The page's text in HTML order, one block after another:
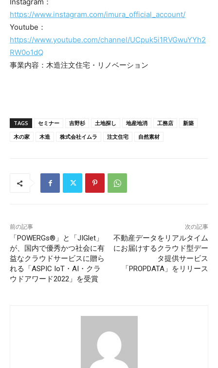
Instagram：
https://www.instagram.com/imura_official_account/
Youtube：
https://www.youtube.com/channel/UCpuk5i1RVGwuYYh2
RW0o1dQ
事業内容：木造注文住宅・リノベーション
TAGS セミナー 吉野杉 土地探し 地産地消 工務店
新築
木の家
木造 株式会社イムラ 注文住宅 自然素材
前の記事
「POWERGs®」と「JIGlet」
が、国内で優秀かつ社会に有
益なクラウドサービスに贈ら
れる「ASPIC IoT・AI・クラ
ウドアワード2022」を受賞
次の記事
不動産データをリアルタイム
にお届けするクラウド型デー
タ提供サービス
「PROPDATA」をリリース